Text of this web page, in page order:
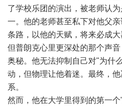
了学校乐团的演出，被老师认
一。他的老师甚至私下对他父
条路，以他的天赋，将来必成大
但普朗克心里更深处的那个声
奥秘。他无法抑制自己对"为
动，但物理让他着迷。最终，
系。
然而，他在大学里得到的第一